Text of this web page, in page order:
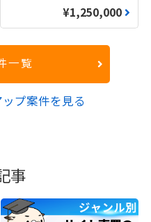
¥1,250,000
一覧
プ案件を見る
事